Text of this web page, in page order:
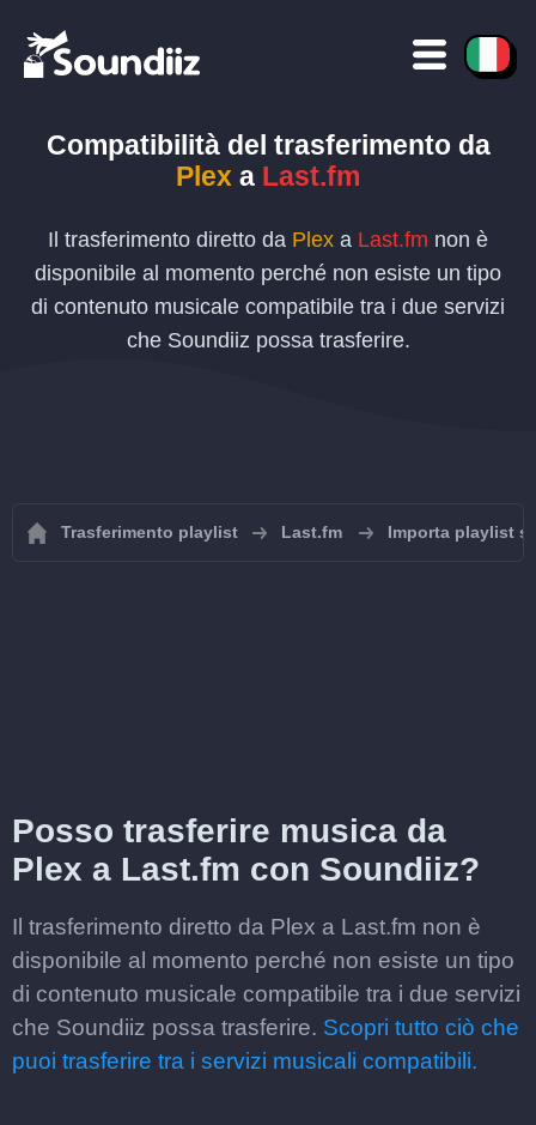
Compatibilità del trasferimento da
Plex a Last.fm
Il trasferimento diretto da Plex a Last.fm non è
disponibile al momento perché non esiste un tipo
di contenuto musicale compatibile tra i due servizi
che Soundiiz possa trasferire.
Trasferimento playlist Last.fm Importa playlist
Posso trasferire musica da
Plex a Last.fm con Soundiiz?
Il trasferimento diretto da Plex a Last.fm non è
disponibile al momento perché non esiste un tipo
di contenuto musicale compatibile tra i due servizi
che Soundiiz possa trasferire. Scopri tutto ciò che
puoi trasferire tra i servizi musicali compatibili.